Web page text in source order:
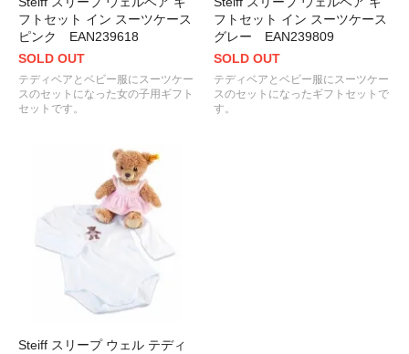
フトセット イン スーツケース
ピンク EAN239618
SOLD OUT
テディベアとベビー服にスーツケー
スのセットになった女の子用ギフト
セットです。
フトセット イン スーツケース
グレー EAN239809
SOLD OUT
テディベアとベビー服にスーツケー
スのセットになったギフトセットで
す。
Steiff スリープ ウェル テディ